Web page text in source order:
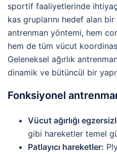
sportif faaliyetlerinde
kas gruplarını hedef alan bir
antrenman yöntemi, hem
hem de tüm vücut
Geleneksel ağırlık
dinamik ve bütüncül bir
Fonksiyonel
Vücut ağırlığı
gibi hareketler temel
Patlayıcı hareketler: